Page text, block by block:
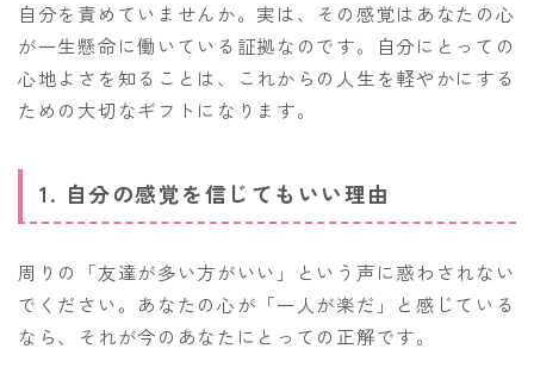
自分を責めていませんか。実は、その感覚はあなたの心
が一生懸命に働いている証拠なのです。自分にとっての
心地よさを知ることは、これからの人生を軽やかにする
ための大切なギフトになります。
1. 自分の感覚を信じてもいい理由
周りの「友達が多い方がいい」という声に惑わされない
でください。あなたの心が「一人が楽だ」と感じている
なら、それが今のあなたにとっての正解です。